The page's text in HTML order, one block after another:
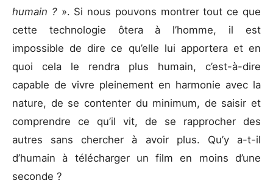
humain ? ». Si nous pouvons montrer tout ce que
cette technologie ôtera à l’homme, il est
impossible de dire ce qu’elle lui apportera et en
quoi cela le rendra plus humain, c’est-à-dire
capable de vivre pleinement en harmonie avec la
nature, de se contenter du minimum, de saisir et
comprendre ce qu’il vit, de se rapprocher des
autres sans chercher à avoir plus. Qu’y a-t-il
d’humain à télécharger un film en moins d’une
seconde ?